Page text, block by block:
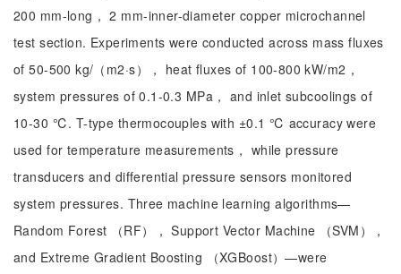
200 mm-long， 2 mm-inner-diameter copper microchannel
test section. Experiments were conducted across mass fluxes
of 50-500 kg/（m2·s）， heat fluxes of 100-800 kW/m2，
system pressures of 0.1-0.3 MPa， and inlet subcoolings of
10-30 ℃. T-type thermocouples with ±0.1 ℃ accuracy were
used for temperature measurements， while pressure
transducers and differential pressure sensors monitored
system pressures. Three machine learning algorithms—
Random Forest （RF）， Support Vector Machine （SVM），
and Extreme Gradient Boosting （XGBoost）—were